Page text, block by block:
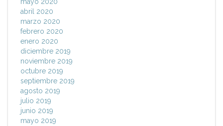
mayo 2020
abril 2020
marzo 2020
febrero 2020
enero 2020
diciembre 2019
noviembre 2019
octubre 2019
septiembre 2019
agosto 2019
julio 2019
junio 2019
mayo 2019